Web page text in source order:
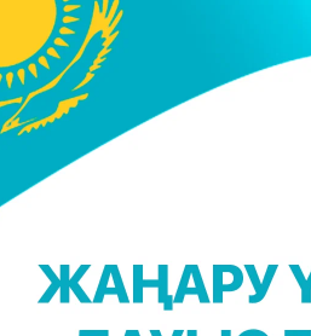
тергеушілерге өз
ісі
облысының
отбасы
ретінде іздеу жарияланды: